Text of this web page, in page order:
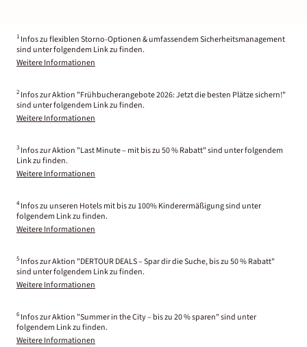
1 Infos zu flexiblen Storno-Optionen & umfassendem Sicherheitsmanagement
sind unter folgendem Link zu finden.
Weitere Informationen
2 Infos zur Aktion "Frühbucherangebote 2026: Jetzt die besten Plätze sichern!"
sind unter folgendem Link zu finden.
Weitere Informationen
3 Infos zur Aktion "Last Minute – mit bis zu 50 % Rabatt" sind unter folgendem
Link zu finden.
Weitere Informationen
4 Infos zu unseren Hotels mit bis zu 100% Kinderermäßigung sind unter
folgendem Link zu finden.
Weitere Informationen
5 Infos zur Aktion "DERTOUR DEALS – Spar dir die Suche, bis zu 50 % Rabatt"
sind unter folgendem Link zu finden.
Weitere Informationen
6 Infos zur Aktion "Summer in the City – bis zu 20 % sparen" sind unter
folgendem Link zu finden.
Weitere Informationen